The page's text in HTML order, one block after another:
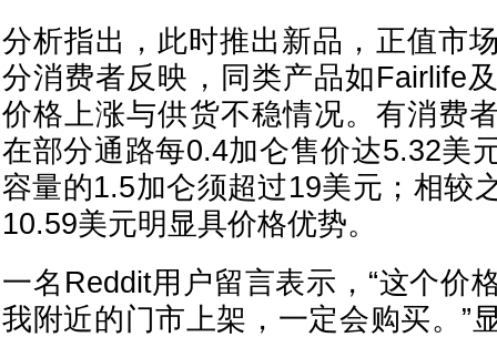
分析指出，此时推出新品，正值市
分消费者反映，同类产品如Fairlife
价格上涨与供货不稳情况。有消费
在部分通路每0.4加仑售价达5.32美
容量的1.5加仑须超过19美元；相较
10.59美元明显具价格优势。
一名Reddit用户留言表示，“这个价
我附近的门市上架，一定会购买。”